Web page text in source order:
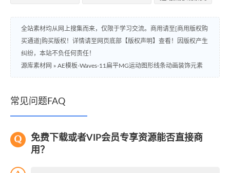
全站素材均从网上搜集而来，仅限于学习交流。商用请至[商用版权购
买通道]购买版权！详情请至网页底部【版权声明】查看！因版权产生
纠纷，本站不负任何责任！
源库素材网 » AE模板-Waves-11扁平MG运动图形线条动画装饰元素
常见问题FAQ
免费下载或者VIP会员专享资源能否直接商
用？